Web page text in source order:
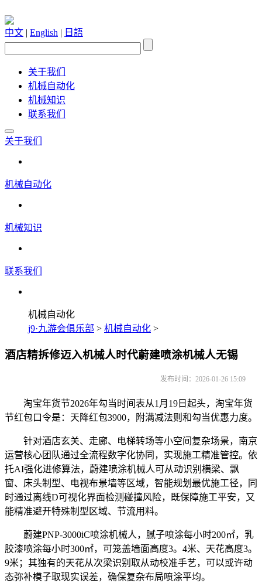
中文 | English | 日語
关于我们
机械自动化
机械知识
联系我们
关于我们
机械自动化
机械知识
联系我们
机械自动化
j9·九游会俱乐部 > 机械自动化 >
酒店精拆修迈入机械人时代蔚建喷涂机械人无锡
发布时间：2026-01-26 15:09
淘宝年货节2026年勾当时间表从1月19日起头，淘宝年货
节红包口令是：天降红包3900，附满减法则和勾当优惠力度。
针对酒店玄关、走廊、电梯转场等小空间复杂场景，南京
运营核心团队通过全流程数字化协同，实现施工精准管控。依
托AI强化进修算法，蔚建喷涂机械人可从动识别横梁、飘
窗、床头制型、电视布景墙等区域，智能规划最优施工径，同
时通过离线D可视化界面检测碰撞风险，既保障施工平安，又
能精准避开特殊制型区域、节流用料。
蔚建PNP-3000iC喷涂机械人，腻子喷涂每小时200㎡，乳
胶漆喷涂每小时300㎡，可笼盖墙面高度3。4米、天花高度3。
9米；其独有的天花从次梁识别取从动校准手艺，可以或许动
态弥补模子取现实误差，确保复杂布局喷涂平均。